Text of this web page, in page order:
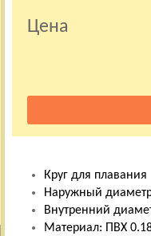
Цена
Круг для плавания
Наружный
Внутренний
Материал: ПВХ